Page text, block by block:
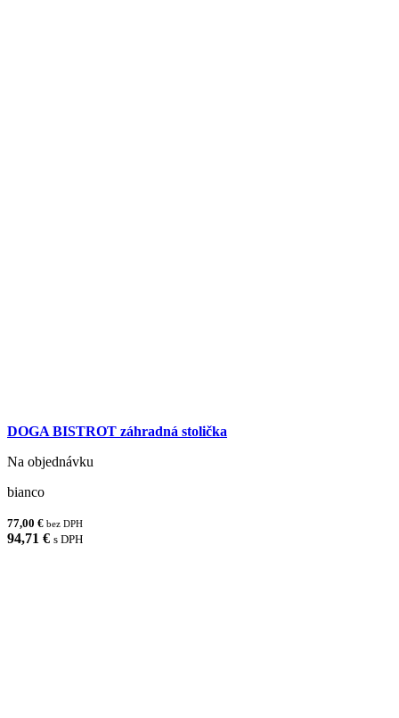
DOGA BISTROT záhradná stolička
Na objednávku
bianco
77,00 € bez DPH
94,71 € s DPH